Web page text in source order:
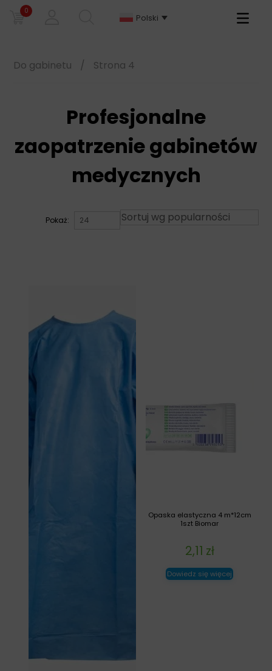
0
Polski
Primary
Do gabinetu / Strona 4
Profesjonalne
zaopatrzenie gabinetów
medycznych
Pokaż:
Opaska elastyczna 4 m*12cm
1szt Biomar
2,11 zł
Dowiedz się więcej